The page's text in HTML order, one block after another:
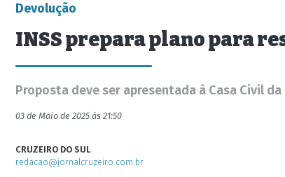
Devolução
INSS prepara plano para
Proposta deve ser apresentada à Casa Civil
03 de Maio de 2025 às 21:50
CRUZEIRO DO SUL
redacao@jornalcruzeiro.com.br